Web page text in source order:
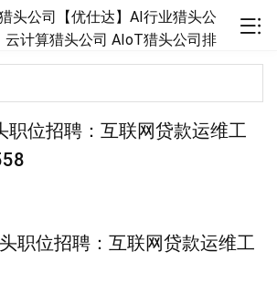
职位招聘：互联网贷款运维工
职位招聘：互联网贷款运维工